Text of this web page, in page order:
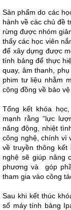
Sản phẩm do các
hành về các chủ đề
rừng được nhóm
thấy các học viên
để xây dựng được
tính bảng để thực
quay, âm thanh,
phim tư liệu nhằm
cộng đồng về bảo
Tổng kết khóa
mạnh rằng “lực
năng động, nhiệt
công nghệ, chính vì
về truyền thông
nghệ sẽ giúp nâng
phương và góp
tham gia vào công
Sau khi kết thúc
số máy tính bảng